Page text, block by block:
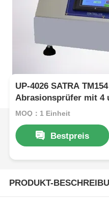
UP-4026 SATRA
Abrasionsprüfer mit 4
Prüfstationen und
MOQ：1 Einheit
Bestpreis
PRODUKT-